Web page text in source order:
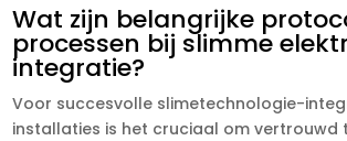
Wat zijn belangrijke
processen bij slimme
integratie?
Voor succesvolle slimetechnologie-
installaties is het cruciaal om vertrouwd